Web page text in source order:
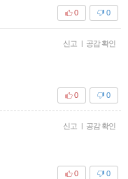
0
0
신고 | 공감 확인
0
0
신고 | 공감 확인
0
0